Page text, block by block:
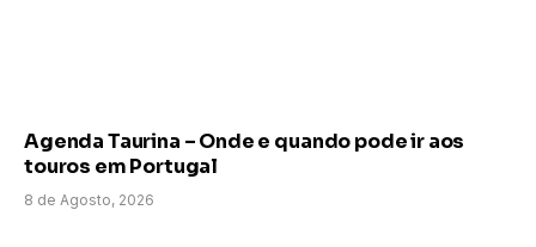
Agenda Taurina – Onde e quando pode ir aos
touros em Portugal
8 de Agosto, 2026